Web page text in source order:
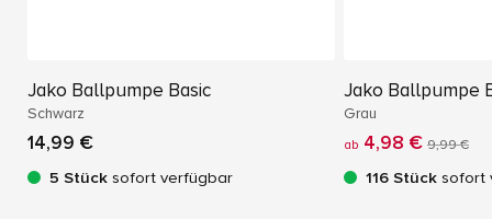
Jako Ballpumpe Basic
Schwarz
14,99 €
5 Stück sofort verfügbar
Jako Ballpumpe
Grau
ab 4,98 € 9,99 €
116 Stück sofort